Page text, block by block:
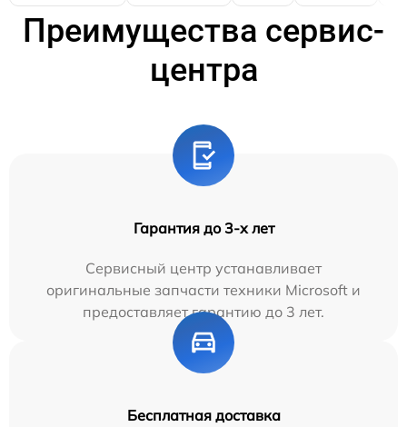
Преимущества сервис-
центра
Гарантия до 3-х лет
Сервисный центр устанавливает
оригинальные запчасти техники Microsoft и
предоставляет гарантию до 3 лет.
Бесплатная доставка